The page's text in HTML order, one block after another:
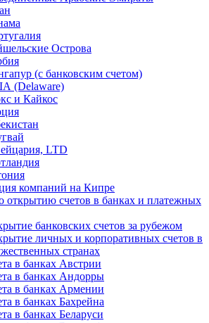
Острова
(c банковским счетом)
(Delaware)
и Кайкос
LTD
компаний на Кипре
открытию счетов в банках и платежных
банковских счетов за рубежом
личных и корпоративных счетов в
странах
в банках Австрии
в банках Андорры
в банках Армении
в банках Бахрейна
в банках Беларуси